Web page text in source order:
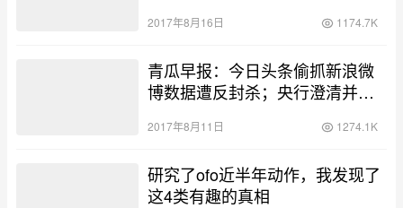
2500亿美元…
2017年8月16日 1174.7K
青瓜早报：今日头条偷抓新浪微
博数据遭反封杀；央行澄清并未
移动上半年净利润627亿元…
2017年8月11日 1274.1K
研究了ofo近半年动作，我发现了
这4类有趣的真相